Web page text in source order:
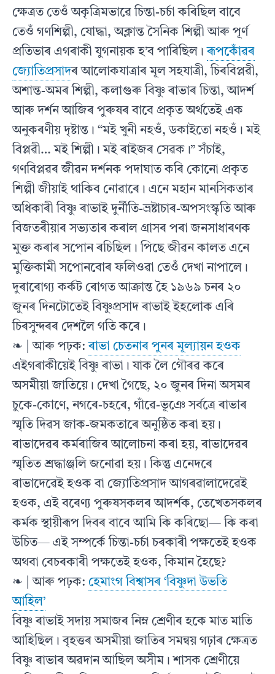
ক্ষেত্ৰত তেওঁ অকৃত্ৰিমভাৱে চিন্তা-চৰ্চা কৰিছিল বাবে
তেওঁ গণশিল্পী, যােদ্ধা, অক্লান্ত সৈনিক শিল্পী আৰু পূর্ণ
প্রতিভাৰ এগৰাকী যুগনায়ক হ’ব পাৰিছিল।ৰূপকোঁৱৰ
জ্যোতিপ্ৰসাদৰ আলােকযাত্রাৰ মূল সহযাত্রী, চিৰবিপ্লৱী,
অশান্ত-অমৰ শিল্পী, কলাগুৰু বিষ্ণু ৰাভাৰ চিন্তা, আদর্শ
আৰু দর্শন আজিৰ পুৰুষৰ বাবে প্রকৃত অর্থতেই এক
অনুকৰণীয় দৃষ্টান্ত। “মই খুনী নহওঁ, ডকাইতাে নহওঁ। মই
বিপ্লৱী… মই শিল্পী। মই ৰাইজৰ সেৱক।” সঁচাই,
গণবিপ্লৱৰ জীৱন দর্শনক পদাঘাত কৰি কোনাে প্রকৃত
শিল্পী জীয়াই থাকিব নােৱাৰে। এনে মহান মানসিকতাৰ
অধিকাৰী বিষ্ণু ৰাভাই দুর্নীতি-ভ্রষ্টাচাৰ-অপসংস্কৃতি আৰু
বিজতৰীয়াৰ সভ্যতাৰ কৰাল গ্রাসৰ পৰা জনসাধাৰণক
মুক্ত কৰাৰ সপােন ৰচিছিল। পিছে জীৱন কালত এনে
মুক্তিকামী সপােনবােৰ ফলিওৱা তেওঁ দেখা নাপালে।
দুৰাৰােগ্য কৰ্কট ৰােগত আক্ৰান্ত হৈ ১৯৬৯ চনৰ ২০
জুনৰ দিনটোতেই বিষ্ণুপ্ৰসাদ ৰাভাই ইহলােক এৰি
চিৰসুন্দৰৰ দেশলৈ গতি কৰে।
❧ | আৰু পঢ়ক:ৰাভা চেতনাৰ পুনৰ মূল্যায়ন হওক
এইগৰাকীয়েই বিষ্ণু ৰাভা । যাক লৈ গৌৰৱ কৰে
অসমীয়া জাতিয়ে। দেখা গৈছে, ২০ জুনৰ দিনা অসমৰ
চুকে-কোণে, নগৰে-চহৰে, গাঁৱে-ভূঞে সর্বত্রে ৰাভাৰ
স্মৃতি দিৱস জাক-জমকতাৰে অনুষ্ঠিত কৰা হয়।
ৰাভাদেৱৰ কৰ্মৰাজিৰ আলােচনা কৰা হয়, ৰাভাদেৱৰ
স্মৃতিত শ্রদ্ধাঞ্জলি জনােৱা হয়। কিন্তু এনেদৰে
ৰাভাদেৱেই হওক বা জ্যোতিপ্ৰসাদ আগৰৱালাদেৱেই
হওক, এই বৰেণ্য পুৰুষসকলৰ আদৰ্শক, তেখেতসকলৰ
কৰ্মক স্থায়ীৰূপ দিবৰ বাবে আমি কি কৰিছাে— কি কৰা
উচিত— এই সম্পর্কে চিন্তা-চৰ্চা চৰকাৰী পক্ষতেই হওক
অথবা বেচৰকাৰী পক্ষতেই হওক, কিমান হৈছে?
❧ | আৰু পঢ়ক: হেমাংগ বিশ্বাসৰ ‘বিষ্ণুদা উভতি
আহিল’
বিষ্ণু ৰাভাই সদায় সমাজৰ নিম্ন শ্রেণীৰ হকে মাত মাতি
আহিছিল। বৃহত্তৰ অসমীয়া জাতিৰ সমন্বয় গঢ়াৰ ক্ষেত্ৰত
বিষ্ণু ৰাভাৰ অৱদান আছিল অসীম। শাসক শ্রেণীয়ে